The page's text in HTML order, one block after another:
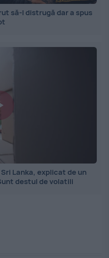
să-l distrugă dar a spus
Lanka, explicat de un
destul de volatili